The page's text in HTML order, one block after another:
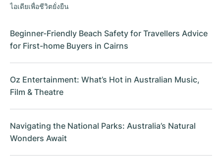
ไอเดียเพื่อชีวิตยั่งยืน
Beginner-Friendly Beach Safety for Travellers Advice
for First-home Buyers in Cairns
Oz Entertainment: What’s Hot in Australian Music,
Film & Theatre
Navigating the National Parks: Australia’s Natural
Wonders Await